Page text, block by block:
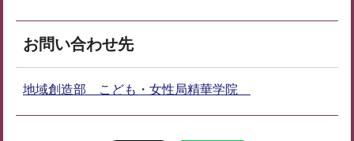
お問い合わせ先
地域創造部 こども・女性局精華学院